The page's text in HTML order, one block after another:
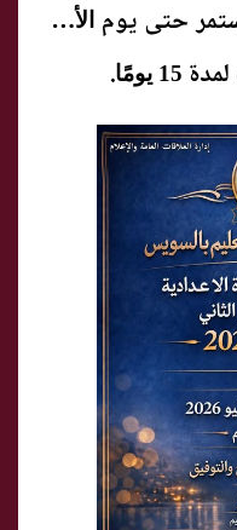
حتى يوم الأحد
15 يومًا .